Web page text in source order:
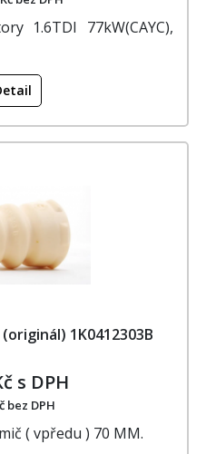
1.6TDI 77kW(CAYC),
1K0412303B
s DPH
bez DPH
( vpředu ) 70 MM.